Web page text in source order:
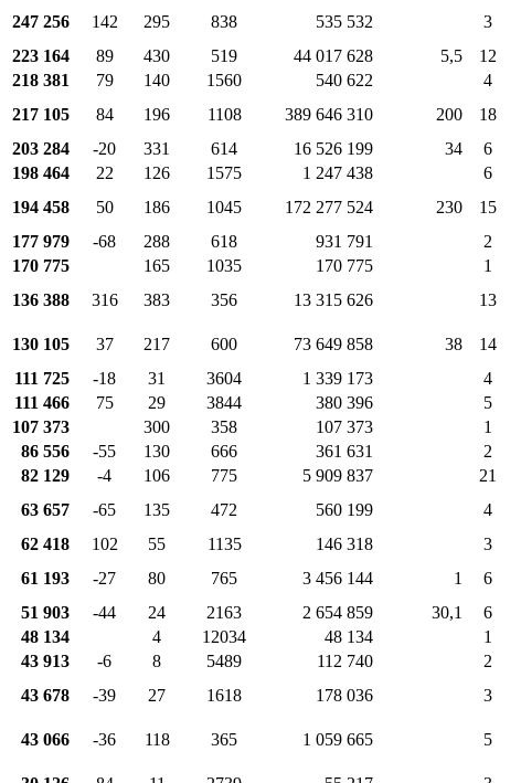
247 256 142 295 838 535 532
3
223 164 89 430 519 44 017 628 5,5
12
218 381 79 140 1560 540 622
4
217 105 84 196 1108 389 646 310 200
18
203 284 -20 331 614 16 526 199 34
6
198 464 22 126 1575 1 247 438
6
194 458 50 186 1045 172 277 524 230
15
177 979 -68 288 618 931 791
2
170 775 165 1035 170 775
1
136 388 316 383 356 13 315 626 13
130 105 37 217 600 73 649 858 38
14
111 725 -18 31 3604 1 339 173
4
111 466 75 29 3844 380 396
5
107 373 300 358 107 373
1
86 556 -55 130 666 361 631
2
82 129 -4 106 775 5 909 837
21
63 657 -65 135 472 560 199
4
62 418 102 55 1135 146 318
3
61 193 -27 80 765 3 456 144 1
6
51 903 -44 24 2163 2 654 859 30,1
6
48 134 4 12034 48 134
1
43 913 -6 8 5489 112 740
2
43 678 -39 27 1618 178 036 3
43 066 -36 118 365 1 059 665 5